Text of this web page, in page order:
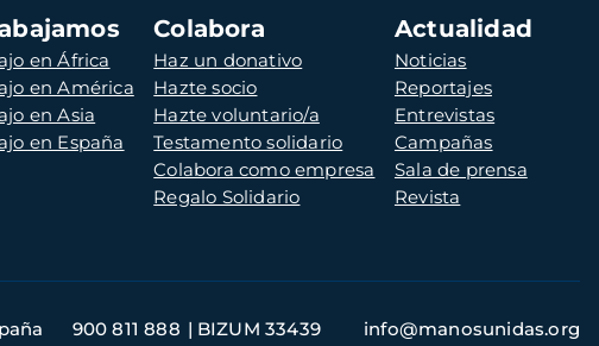
en África
en América
en Asia
en España
Colabora
Haz un donativo
Hazte socio
Hazte voluntario/a
Testamento solidario
Colabora como empresa
Regalo Solidario
Actualidad
Noticias
Reportajes
Entrevistas
Campañas
Sala de prensa
Revista
900 811 888 BIZUM 33439 info@manosunidas.org